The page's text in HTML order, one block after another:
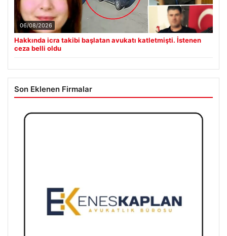
06/08/2026
Hakkında icra takibi başlatan avukatı katletmişti. İstenen
ceza belli oldu
Son Eklenen Firmalar